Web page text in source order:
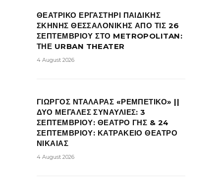
ΘΕΑΤΡΙΚΟ ΕΡΓΑΣΤΗΡΙ ΠΑΙΔΙΚΗΣ
ΣΚΗΝΗΣ ΘΕΣΣΑΛΟΝΙΚΗΣ ΑΠΟ ΤΙΣ 26
ΣΕΠΤΕΜΒΡΙΟΥ ΣΤΟ METROPOLITAN:
ΤΗΕ URBAN THEATER
4 August 2026
ΓΙΩΡΓΟΣ ΝΤΑΛΑΡΑΣ «ΡΕΜΠΕΤΙΚΟ» ||
ΔΥΟ ΜΕΓΑΛΕΣ ΣΥΝΑΥΛΙΕΣ: 3
ΣΕΠΤΕΜΒΡΙΟΥ: ΘΕΑΤΡΟ ΓΗΣ & 24
ΣΕΠΤΕΜΒΡΙΟΥ: ΚΑΤΡΑΚΕΙΟ ΘΕΑΤΡΟ
ΝΙΚΑΙΑΣ
4 August 2026